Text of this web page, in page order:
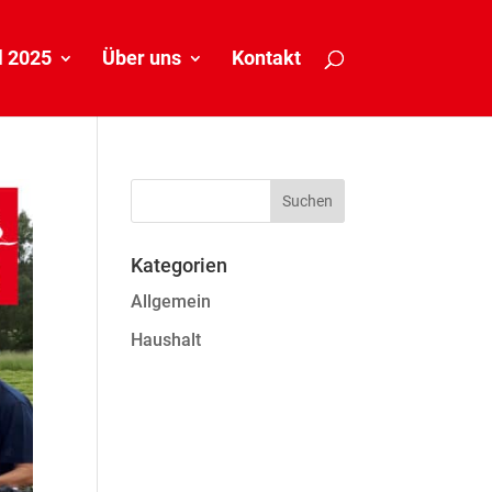
2025 Über uns Kontakt
Kategorien
Allgemein
Haushalt